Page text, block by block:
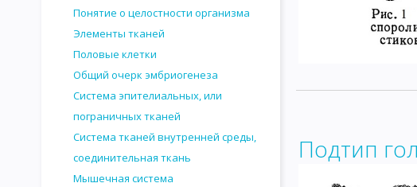
Понятие о целостности организма
Элементы тканей
Половые клетки
Общий очерк эмбриогенеза
Система эпителиальных, или
пограничных тканей
Система тканей внутренней среды,
соединительная ткань
Мышечная система
Подтип